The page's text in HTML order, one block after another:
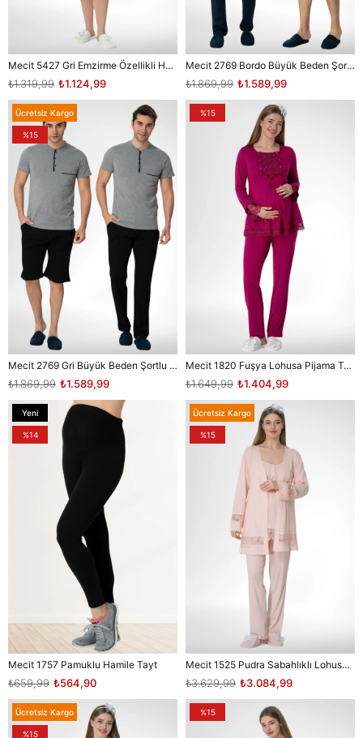
Mecit 5427 Gri Emzirme Özellikli Hamile Lohusa Elbise
₺1.124,99
₺1.319,99
Mecit 2769 Bordo Büyük Beden Şortlu Erkek Pijama Takımı
₺1.589,99
₺1.869,99
Mecit 2769 Gri Büyük Beden Şortlu Erkek Pijama Takımı
₺1.589,99
₺1.869,99
Ücretsiz Kargo
%15
Mecit 1820 Fuşya Lohusa Pijama Takımı
₺1.404,99
₺1.649,99
%15
Mecit 1757 Pamuklu Hamile Tayt
₺564,90
₺659,99
Yeni
Ürün
%14
Mecit 1525 Pudra Sabahlıklı Lohusa Pijama Takımı
₺3.084,99
₺3.629,99
Ücretsiz Kargo
%15
Ücretsiz Kargo
%15
%15